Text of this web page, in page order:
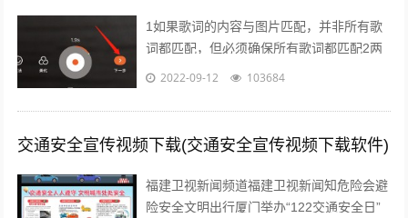
1如果歌词的内容与图片匹配，并非所有歌
词都匹配，但必须确保所有歌词都匹配2两
句歌词之间歌词与前中尾节奏变化点等，应
2022-09-12 103684
交通安全宣传视频下载(交通安全宣传视频下载软件)
福建卫视新闻频道福建卫视新闻知危险会避
险安全文明出行厦门举办“122交通安全日”